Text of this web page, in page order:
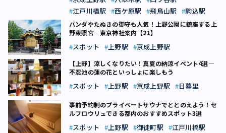
江戸川橋駅
西ケ原駅 飛鳥山駅 駒込駅
パンダやたぬきの御守も人気！上野公園に鎮座する上
野東照宮―東京神社案内【21】
スポット 上野駅 京成上野駅
【上野】涼しくなりたい！真夏の納涼イベント4選―
不忍池の蓮の花といっしょに楽しもう
スポット 上野駅 京成上野駅 日暮里
事前予約制のプライベートサウナでととのえよう！セ
ルフロウリュできる都内のおすすめスポット3選
スポット 上野駅 御徒町駅
江戸川橋駅